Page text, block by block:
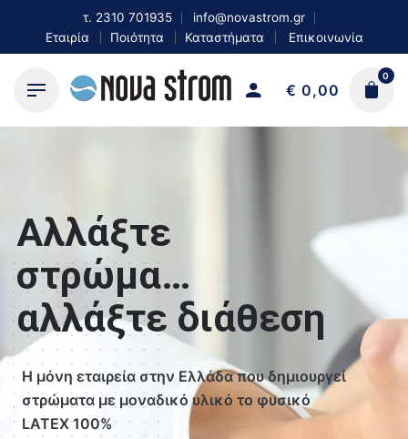
content
τ. 2310 701935
info@novastrom.gr
Εταιρία
Ποιότητα Καταστήματα Επικοινωνία
€ 0,00
0
Αλλάξτε
στρώμα…
αλλάξτε διάθεση
H μόνη εταιρεία στην Ελλάδα που δημιουργεί
στρώματα με μοναδικό υλικό το φυσικό
LATEX 100%